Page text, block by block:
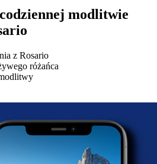
modlitwie
z Rosario
różańca